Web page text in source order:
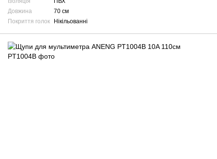
Довжина
70 см
Покриття голок
Нікільованні